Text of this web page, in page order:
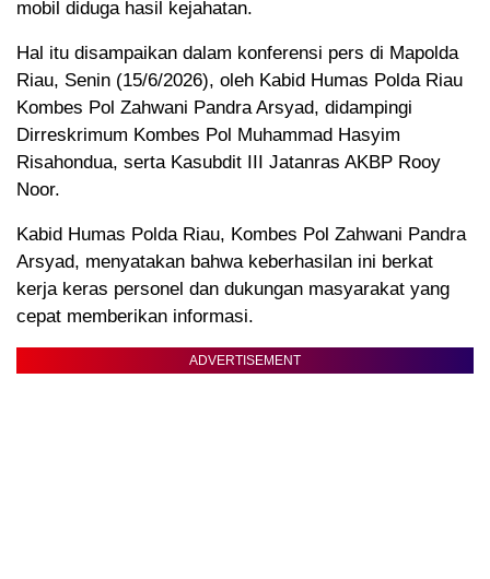
mobil diduga hasil kejahatan.
Hal itu disampaikan dalam konferensi pers di Mapolda
Riau, Senin (15/6/2026), oleh Kabid Humas Polda Riau
Kombes Pol Zahwani Pandra Arsyad, didampingi
Dirreskrimum Kombes Pol Muhammad Hasyim
Risahondua, serta Kasubdit III Jatanras AKBP Rooy
Noor.
Kabid Humas Polda Riau, Kombes Pol Zahwani Pandra
Arsyad, menyatakan bahwa keberhasilan ini berkat
kerja keras personel dan dukungan masyarakat yang
cepat memberikan informasi.
ADVERTISEMENT